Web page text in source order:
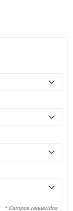
* Campos requeridos